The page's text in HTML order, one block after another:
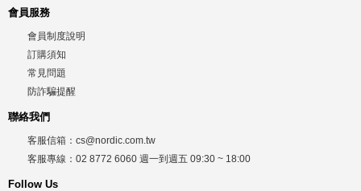
會員服務
會員制度說明
訂購須知
常見問題
防詐騙提醒
聯絡我們
客服信箱： cs@nordic.com.tw
客服專線： 02 8772 6060 週一到週五 09:30 ~ 18:00
Follow Us